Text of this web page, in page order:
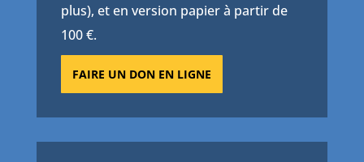
plus), et en version papier à partir de
100 €.
FAIRE UN DON EN LIGNE